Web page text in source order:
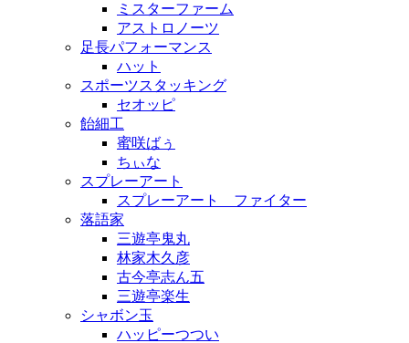
ミスターファーム
アストロノーツ
足長パフォーマンス
ハット
スポーツスタッキング
セオッピ
飴細工
蜜咲ばぅ
ちぃな
スプレーアート
スプレーアート ファイター
落語家
三遊亭鬼丸
林家木久彦
古今亭志ん五
三遊亭楽生
シャボン玉
ハッピーつつい